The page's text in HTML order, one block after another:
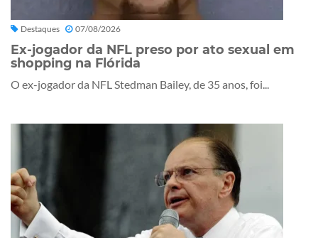
Destaques 07/08/2026
Ex-jogador da NFL preso por ato sexual em
shopping na Flórida
O ex-jogador da NFL Stedman Bailey, de 35 anos, foi...